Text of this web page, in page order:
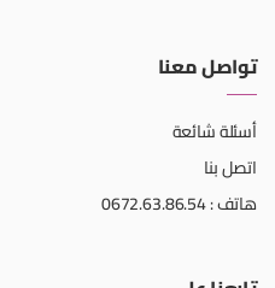
تواصل معنا
أسئلة شائعة
اتصل بنا
هاتف : 0672.63.86.54